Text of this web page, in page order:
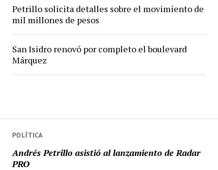
POLÍTICA
Andrés Petrillo asistió al lanzamiento de Radar
PRO
Petrillo solicita detalles sobre el movimiento de
mil millones de pesos
San Isidro renovó por completo el boulevard
Márquez